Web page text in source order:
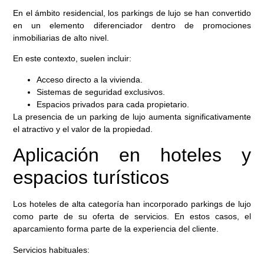
En el ámbito residencial, los parkings de lujo se han convertido
en un elemento diferenciador dentro de promociones
inmobiliarias de alto nivel.
En este contexto, suelen incluir:
Acceso directo a la vivienda.
Sistemas de seguridad exclusivos.
Espacios privados para cada propietario.
La presencia de un parking de lujo aumenta significativamente
el atractivo y el valor de la propiedad.
Aplicación en hoteles y
espacios turísticos
Los hoteles de alta categoría han incorporado parkings de lujo
como parte de su oferta de servicios. En estos casos, el
aparcamiento forma parte de la experiencia del cliente.
Servicios habituales: